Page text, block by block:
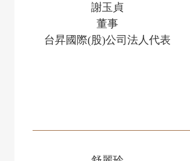
謝玉貞
董事
台昇國際(股)公司法人代表